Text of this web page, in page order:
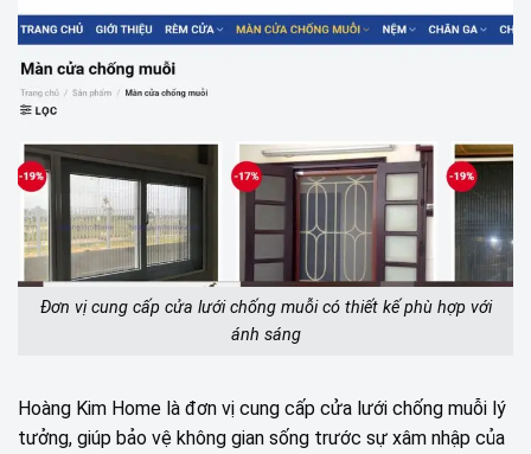
Đơn vị cung cấp cửa lưới chống muỗi có thiết kế phù hợp với
ánh sáng
Hoàng Kim Home là đơn vị cung cấp cửa lưới chống muỗi lý
tưởng, giúp bảo vệ không gian sống trước sự xâm nhập của